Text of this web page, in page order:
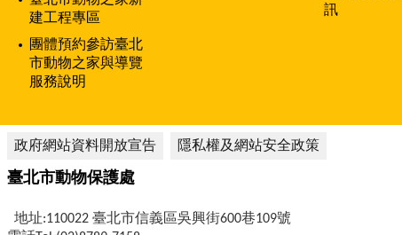
建工程專區
團體預約參訪臺北
市動物之家與導覽
服務說明
訊
政府網站資料開放宣告 隱私權及網站安全政策
臺北市動物保護處
地址:110022 臺北市信義區吳興街600巷109號